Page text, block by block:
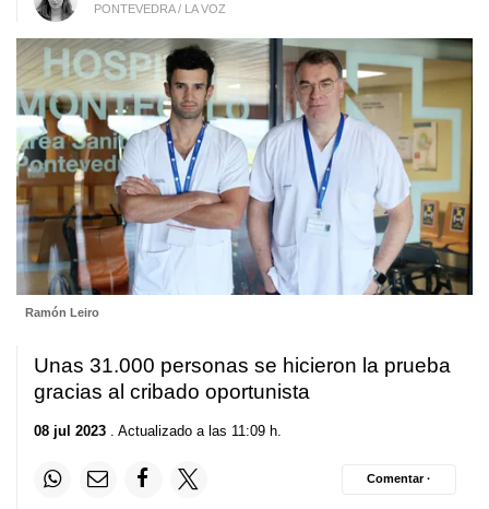
PONTEVEDRA / LA VOZ
Ramón Leiro
Unas 31.000 personas se hicieron la prueba
gracias al cribado oportunista
08 jul 2023 . Actualizado a las 11:09 h.
Comentar ·